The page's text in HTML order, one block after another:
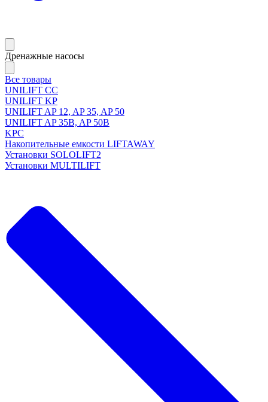
Дренажные насосы
Все товары
UNILIFT CC
UNILIFT KP
UNILIFT AP 12, AP 35, AP 50
UNILIFT AP 35B, AP 50B
KPC
Накопительные емкости LIFTAWAY
Установки SOLOLIFT2
Установки MULTILIFT